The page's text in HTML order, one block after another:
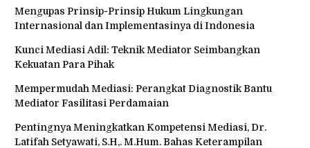
Mengupas Prinsip-Prinsip Hukum Lingkungan
Internasional dan Implementasinya di Indonesia
Kunci Mediasi Adil: Teknik Mediator Seimbangkan
Kekuatan Para Pihak
Mempermudah Mediasi: Perangkat Diagnostik Bantu
Mediator Fasilitasi Perdamaian
Pentingnya Meningkatkan Kompetensi Mediasi, Dr.
Latifah Setyawati, S.H,. M.Hum. Bahas Keterampilan